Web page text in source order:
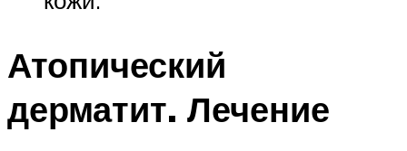
Атопический
дерматит. Лечение